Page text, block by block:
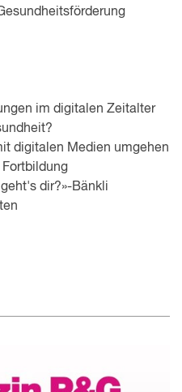
im digitalen Zeitalter
digitalen Medien umgehen
dir?»-Bänkli